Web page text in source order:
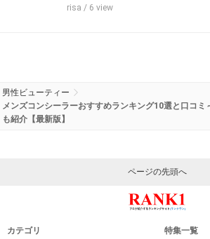
risa / 6 view
男性ビューティー
メンズコンシーラーおすすめランキング10選と口コミ
も紹介【最新版】
ページの先頭へ
カテゴリ 特集一覧